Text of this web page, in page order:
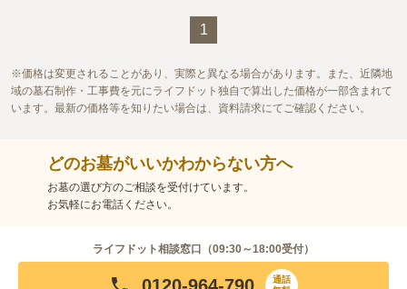
この霊園はまだ誰からも評価されていません。
1
価格は変更されることがあり、実際と異なる場合があります。また、近隣地
域の墓石制作・工事費を元にライフドット独自で算出した価格が一部含まれて
います。最新の価格等を知りたい場合は、資料請求にてご確認ください。
どのお墓がいいかわからない方へ
お墓の選び方のご相談を受付けています。
お気軽にお電話ください。
ライフドット相談窓口（09:30～18:00受付）
通話